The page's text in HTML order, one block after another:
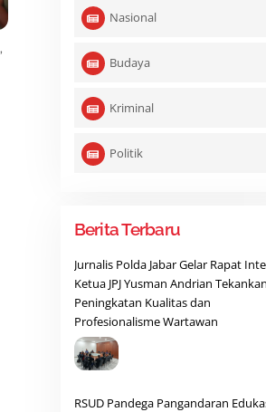
,
Nasional
Budaya
Kriminal
Politik
Berita Terbaru
Jurnalis Polda Jabar Gelar Rapat
Ketua JPJ Yusman Andrian Tekankan
Peningkatan Kualitas dan
Profesionalisme Wartawan
RSUD Pandega Pangandaran